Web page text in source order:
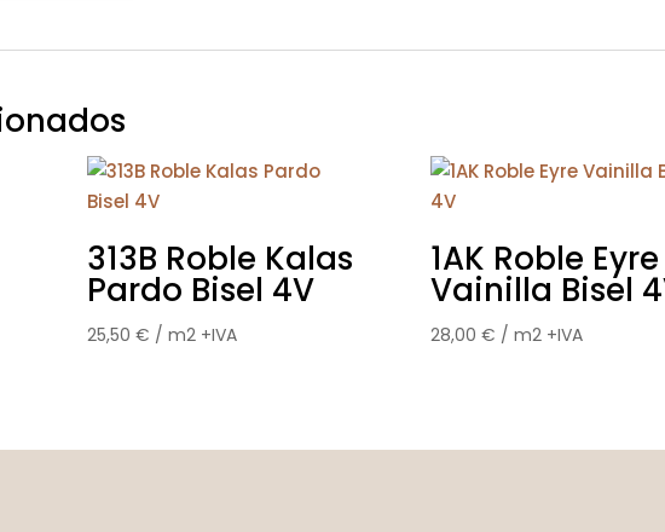
313B Roble Kalas
Pardo Bisel 4V
25,50 € / m2 +IVA
1AK Roble Eyre
Vainilla Bisel
28,00 € / m2 +IVA